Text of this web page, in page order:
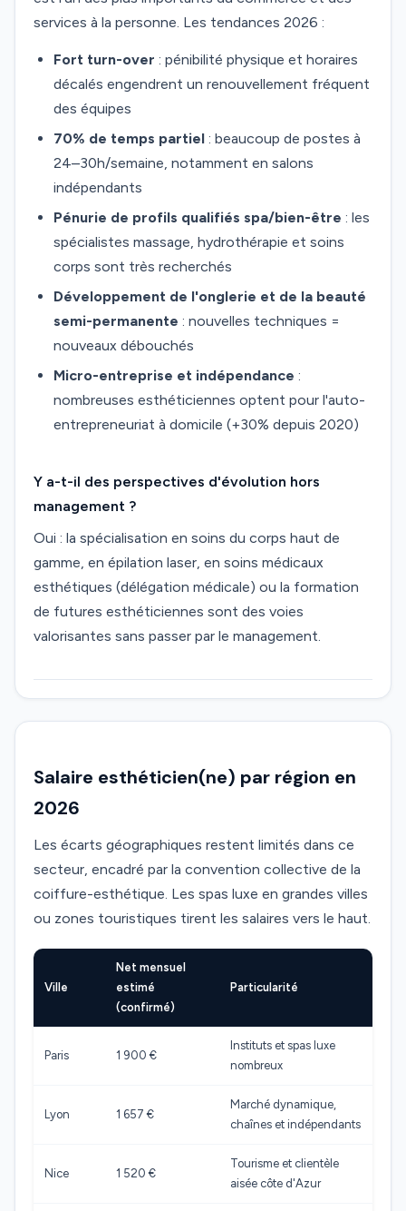
services à la personne. Les tendances 2026 :
Fort turn-over : pénibilité physique et horaires
décalés engendrent un renouvellement fréquent
des équipes
70% de temps partiel : beaucoup de postes à
24–30h/semaine, notamment en salons
indépendants
Pénurie de profils qualifiés spa/bien-être : les
spécialistes massage, hydrothérapie et soins
corps sont très recherchés
Développement de l'onglerie et de la beauté
semi-permanente : nouvelles techniques =
nouveaux débouchés
Micro-entreprise et indépendance :
nombreuses esthéticiennes optent pour l'auto-
entrepreneuriat à domicile (+30% depuis 2020)
Y a-t-il des perspectives d'évolution hors
management ?
Oui : la spécialisation en soins du corps haut de
gamme, en épilation laser, en soins médicaux
esthétiques (délégation médicale) ou la formation
de futures esthéticiennes sont des voies
valorisantes sans passer par le management.
Salaire esthéticien(ne) par région en
2026
Les écarts géographiques restent limités dans ce
secteur, encadré par la convention collective de la
coiffure-esthétique. Les spas luxe en grandes villes
ou zones touristiques tirent les salaires vers le haut.
Ville
Net mensuel
estimé
(confirmé)
Particularité
Paris 1 900 €
Instituts et spas luxe
nombreux
Lyon 1 657 €
Marché dynamique,
chaînes et indépendants
Nice 1 520 €
Tourisme et clientèle
aisée côte d'Azur